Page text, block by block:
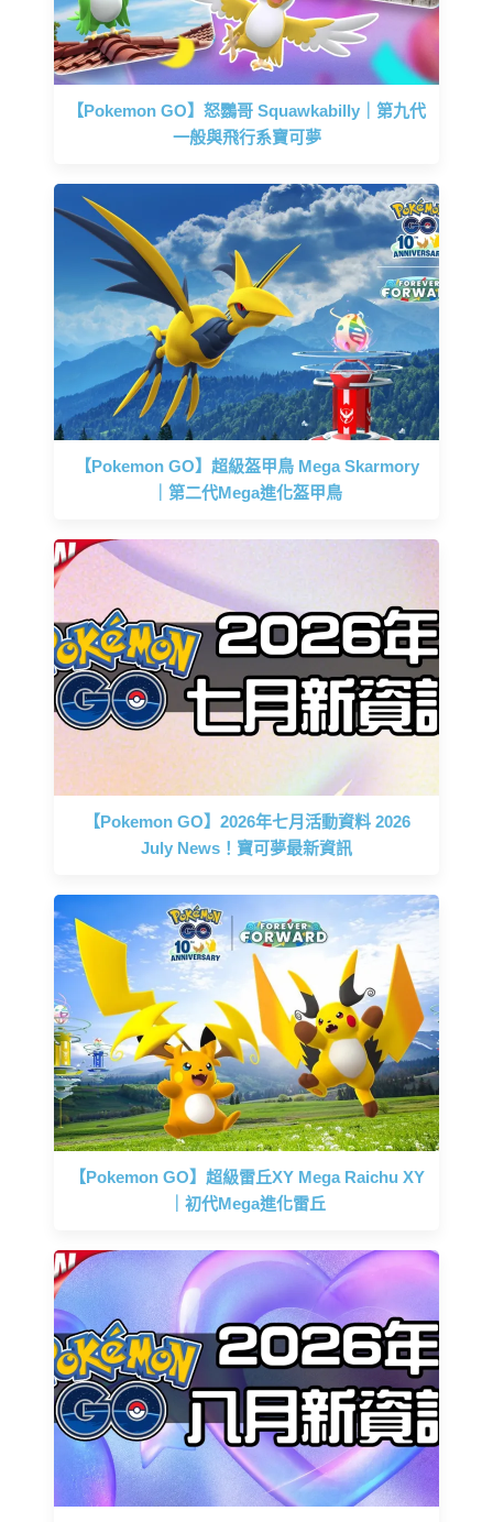
【Pokemon GO】怒鸚哥 Squawkabilly｜第九代
一般與飛行系寶可夢
【Pokemon GO】超級盔甲鳥 Mega Skarmory
｜第二代Mega進化盔甲鳥
【Pokemon GO】2026年七月活動資料 2026
July News！寶可夢最新資訊
【Pokemon GO】超級雷丘XY Mega Raichu XY
｜初代Mega進化雷丘